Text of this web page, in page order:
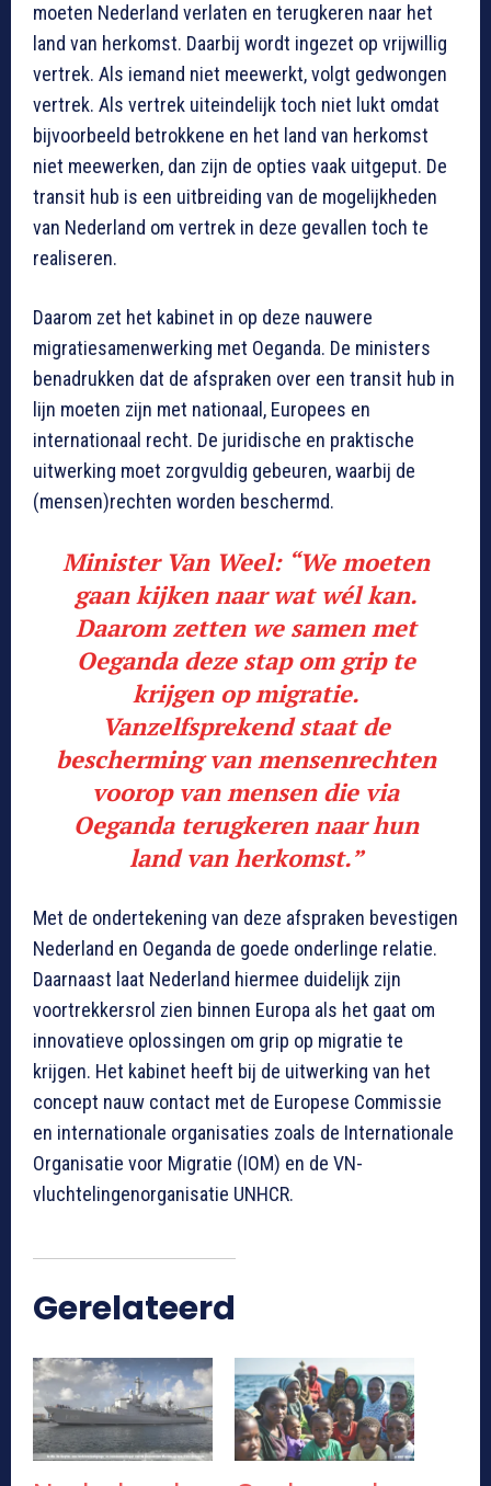
moeten Nederland verlaten en terugkeren naar het
land van herkomst. Daarbij wordt ingezet op vrijwillig
vertrek. Als iemand niet meewerkt, volgt gedwongen
vertrek. Als vertrek uiteindelijk toch niet lukt omdat
bijvoorbeeld betrokkene en het land van herkomst
niet meewerken, dan zijn de opties vaak uitgeput. De
transit hub is een uitbreiding van de mogelijkheden
van Nederland om vertrek in deze gevallen toch te
realiseren.
Daarom zet het kabinet in op deze nauwere
migratiesamenwerking met Oeganda. De ministers
benadrukken dat de afspraken over een transit hub in
lijn moeten zijn met nationaal, Europees en
internationaal recht. De juridische en praktische
uitwerking moet zorgvuldig gebeuren, waarbij de
(mensen)rechten worden beschermd.
Minister Van Weel: “We moeten
gaan kijken naar wat wél kan.
Daarom zetten we samen met
Oeganda deze stap om grip te
krijgen op migratie.
Vanzelfsprekend staat de
bescherming van mensenrechten
voorop van mensen die via
Oeganda terugkeren naar hun
land van herkomst.”
Met de ondertekening van deze afspraken bevestigen
Nederland en Oeganda de goede onderlinge relatie.
Daarnaast laat Nederland hiermee duidelijk zijn
voortrekkersrol zien binnen Europa als het gaat om
innovatieve oplossingen om grip op migratie te
krijgen. Het kabinet heeft bij de uitwerking van het
concept nauw contact met de Europese Commissie
en internationale organisaties zoals de Internationale
Organisatie voor Migratie (IOM) en de VN-
vluchtelingenorganisatie UNHCR.
Gerelateerd